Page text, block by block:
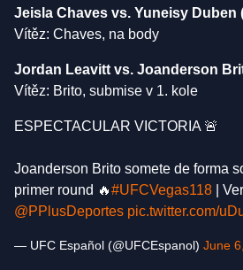
Jeisla Chaves vs. Yuneisy Duben
Vítěz: Chaves, na body
Jordan Leavitt vs. Joanderson
Vítěz: Brito, submise v 1. kole
ESPECTACULAR VICTORIA 🚨
Joanderson Brito somete de forma
primer round 🔥#UFCVegas118 |
@PPlusDeportes pic.twitter.com/
— UFC Español (@UFCEspanol) June